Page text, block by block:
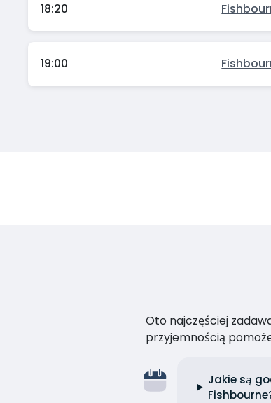
18:20
19:00
Oto najczęściej
przyjemnością
Jakie są